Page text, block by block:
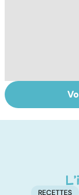
Les
leurs
RECETTES